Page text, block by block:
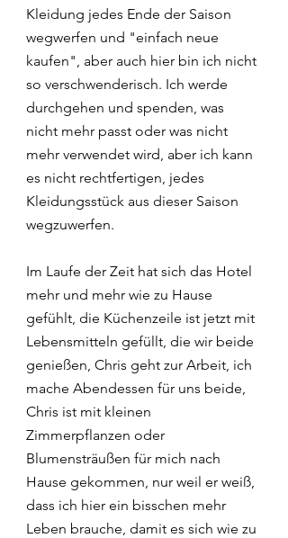
Kleidung jedes Ende der Saison
wegwerfen und "einfach neue
kaufen", aber auch hier bin ich nicht
so verschwenderisch. Ich werde
durchgehen und spenden, was
nicht mehr passt oder was nicht
mehr verwendet wird, aber ich kann
es nicht rechtfertigen, jedes
Kleidungsstück aus dieser Saison
wegzuwerfen.
Im Laufe der Zeit hat sich das Hotel
mehr und mehr wie zu Hause
gefühlt, die Küchenzeile ist jetzt mit
Lebensmitteln gefüllt, die wir beide
genießen, Chris geht zur Arbeit, ich
mache Abendessen für uns beide,
Chris ist mit kleinen
Zimmerpflanzen oder
Blumensträußen für mich nach
Hause gekommen, nur weil er weiß,
dass ich hier ein bisschen mehr
Leben brauche, damit es sich wie zu